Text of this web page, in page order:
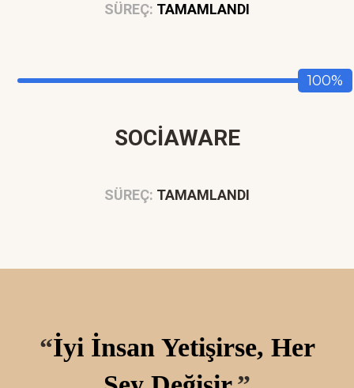
SÜREÇ: TAMAMLANDI
100%
SOCİAWARE
SÜREÇ: TAMAMLANDI
“İyi İnsan Yetişirse, Her